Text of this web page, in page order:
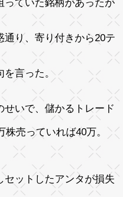
っていた銘柄があったが
り、寄り付きから20テ
を言った。
いで、儲かるトレード
売っていれば40万。
セットしたアンタが損失